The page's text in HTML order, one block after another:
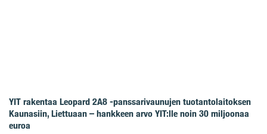
YIT rakentaa Leopard 2A8 -panssarivaunujen tuotantolaitoksen
Kaunasiin, Liettuaan – hankkeen arvo YIT:lle noin 30 miljoonaa
euroa